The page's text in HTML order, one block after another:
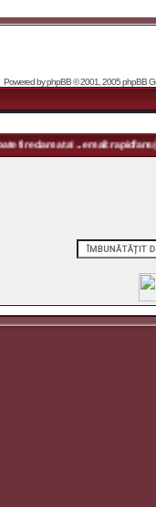
Powered byphpBB© 2001, 2005 phpBB
... email: rapidfans@gmail.com